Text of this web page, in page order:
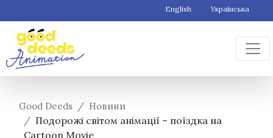
English Українська
Good Deeds Новини
Подорожі світом анімації – поїздка на
Cartoon Movie